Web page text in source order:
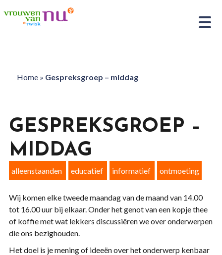
Home» Gespreksgroep – middag
GESPREKSGROEP –
MIDDAG
alleenstaanden educatief informatief ontmoeting
Wij komen elke tweede maandag van de maand van 14.00
tot 16.00 uur bij elkaar. Onder het genot van een kopje thee
of koffie met wat lekkers discussiëren we over onderwerpen
die ons bezighouden.
Het doel is je mening of ideeën over het onderwerp kenbaar